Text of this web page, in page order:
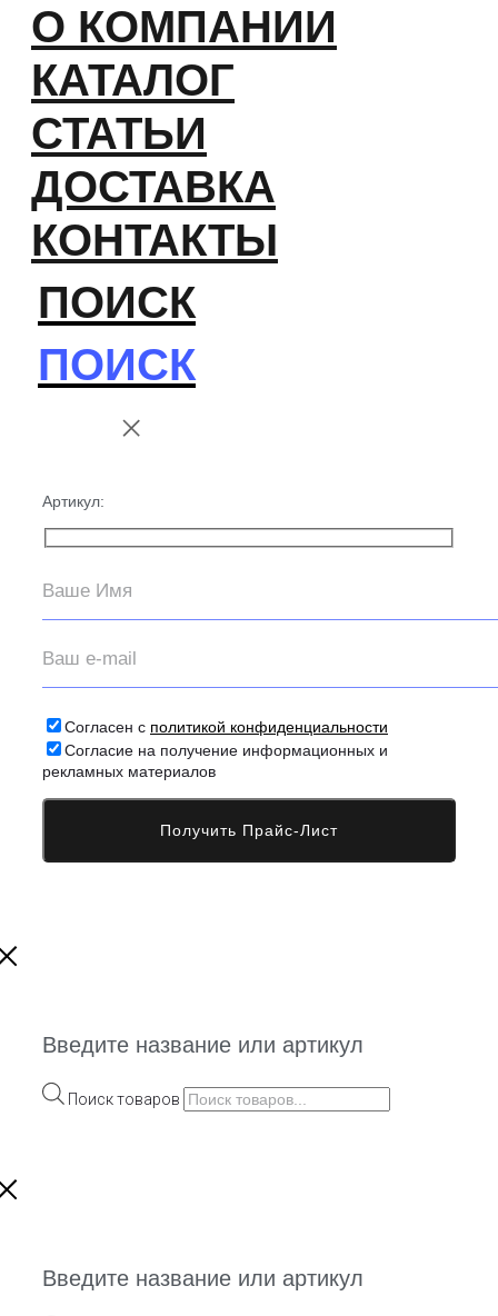
О КОМПАНИИ
КАТАЛОГ
СТАТЬИ
ДОСТАВКА
КОНТАКТЫ
ПОИСК
ПОИСК
Артикул:
Согласен с политикой конфиденциальности
Согласие на получение информационных и
рекламных материалов
Введите название или артикул
Поиск товаров
Введите название или артикул